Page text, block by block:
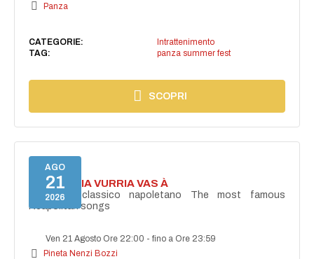
Panza
CATEGORIE:
Intrattenimento
TAG:
panza summer fest
SCOPRI
AGO
21
2026
I'TE VURRIA VURRIA VAS À
Concerto classico napoletano The most famous
Neapolitan songs
Ven 21 Agosto Ore 22:00 -fino a Ore 23:59
Pineta Nenzi Bozzi